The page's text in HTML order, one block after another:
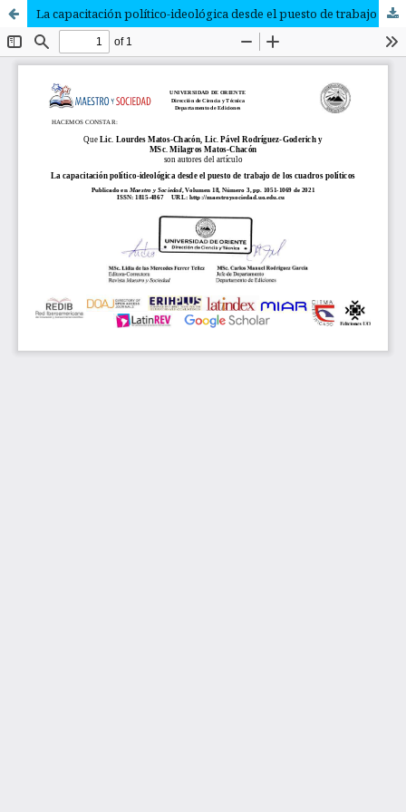
La capacitación político-ideológica desde el puesto de trabajo de los cuadros políticos